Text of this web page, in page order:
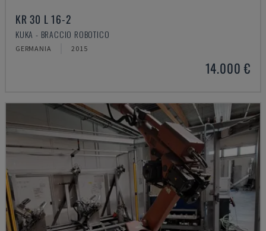
KR 30 L 16-2
KUKA - BRACCIO ROBOTICO
GERMANIA 2015
14.000 €